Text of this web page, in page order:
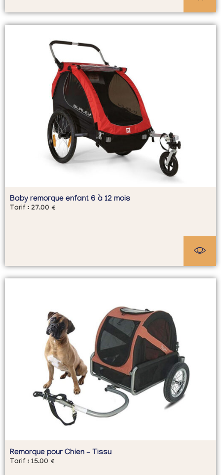
Baby remorque enfant 6 à 12 mois
Tarif : 27.00 €
Remorque pour Chien – Tissu
Tarif : 15.00 €